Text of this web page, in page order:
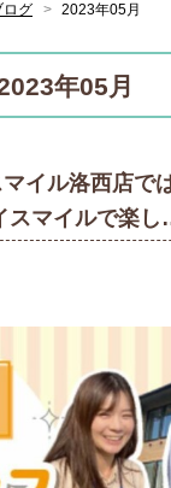
ログ 2023年05月
年05月
イル洛西店で
スマイルで楽